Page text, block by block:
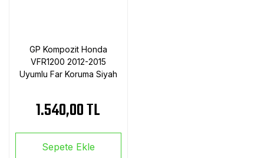
GP Kompozit Honda
VFR1200 2012-2015
Uyumlu Far Koruma Siyah
1.540,00 TL
Sepete Ekle